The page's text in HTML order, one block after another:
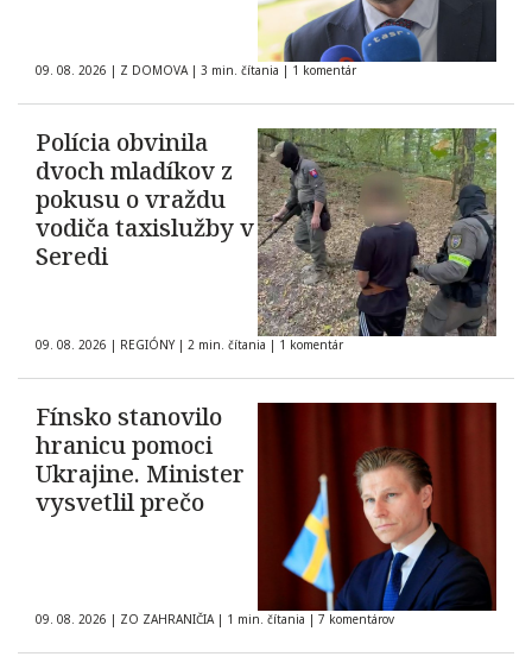
09. 08. 2026 | Z DOMOVA | 3 min. čítania | 1 komentár
Polícia obvinila
dvoch mladíkov z
pokusu o vraždu
vodiča taxislužby v
Seredi
09. 08. 2026 | REGIÓNY | 2 min. čítania | 1 komentár
Fínsko stanovilo
hranicu pomoci
Ukrajine. Minister
vysvetlil prečo
09. 08. 2026 | ZO ZAHRANIČIA | 1 min. čítania | 7 komentárov